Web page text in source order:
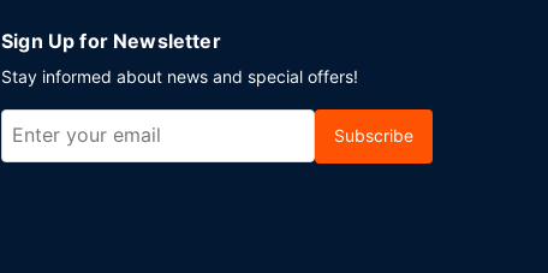
Sign Up for Newsletter
Stay informed about news and special offers!
Subscribe